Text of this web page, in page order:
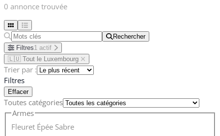
0 annonce trouvée
Rechercher
Rechercher
Filtres1 actif
🇱🇺 Tout le Luxembourg
Trier par :
Filtres
Effacer
Toutes catégories
Armes
Fleuret Épée Sabre